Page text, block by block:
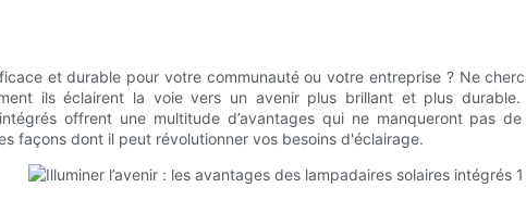
et durable pour votre communauté ou votre entreprise ? Ne
ils éclairent la voie vers un avenir plus brillant et plus
offrent une multitude d’avantages qui ne manqueront pas
façons dont il peut révolutionner vos besoins d'éclairage.